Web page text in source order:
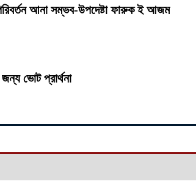
আনা সম্ভব-উপদেষ্টা ফারুক ই আজম
ভোট প্রার্থনা